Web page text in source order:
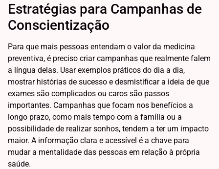
Estratégias para Campanhas de
Conscientização
Para que mais pessoas entendam o valor da medicina
preventiva, é preciso criar campanhas que realmente falem
a língua delas. Usar exemplos práticos do dia a dia,
mostrar histórias de sucesso e desmistificar a ideia de que
exames são complicados ou caros são passos
importantes. Campanhas que focam nos benefícios a
longo prazo, como mais tempo com a família ou a
possibilidade de realizar sonhos, tendem a ter um impacto
maior. A informação clara e acessível é a chave para
mudar a mentalidade das pessoas em relação à própria
saúde.